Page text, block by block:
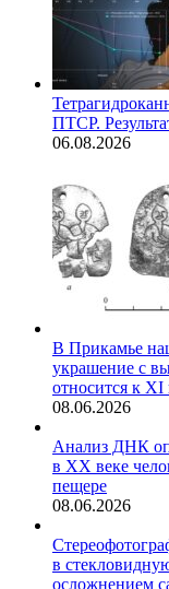
ПТСР.
06.08.2026
В Прикамье
украшение с
относится к
08.06.2026
Анализ ДНК
в XX веке
пещере
08.06.2026
в
осложнением